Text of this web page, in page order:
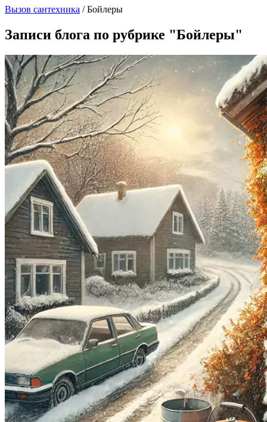
Вызов сантехника /Бойлеры
Записи блога по рубрике "Бойлеры"